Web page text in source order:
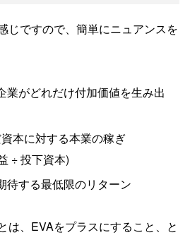
じですので、簡単にニュアンスを
業がどれだけ付加価値を生み出
本に対する本業の稼ぎ
÷ 投下資本)
待する最低限のリターン
は、EVAをプラスにすること、と